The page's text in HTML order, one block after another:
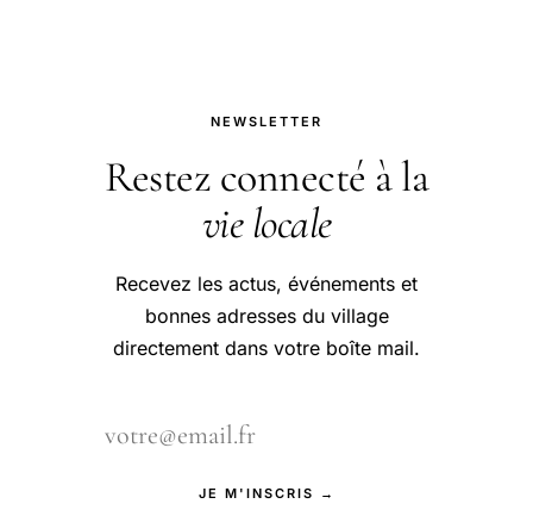
NEWSLETTER
Restez connecté à la
vie locale
Recevez les actus, événements et
bonnes adresses du village
directement dans votre boîte mail.
JE M'INSCRIS →